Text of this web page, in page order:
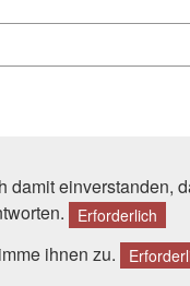
einverstanden,
Erforderlich
ihnen zu.